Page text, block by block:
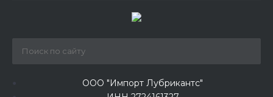
ООО "Импорт Лубрикантс"